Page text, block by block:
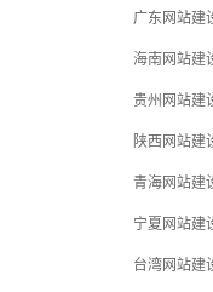
广东网站建
海南网站建
贵州网站建
陕西网站建
青海网站建
宁夏网站建
台湾网站建